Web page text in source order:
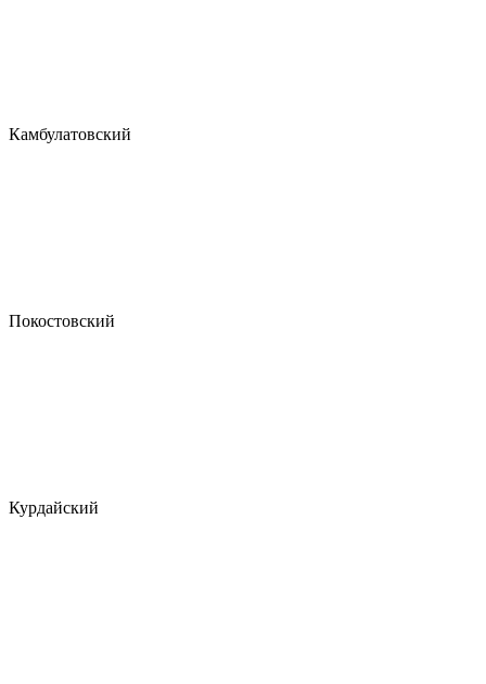
Камбулатовский
Покостовский
Курдайский